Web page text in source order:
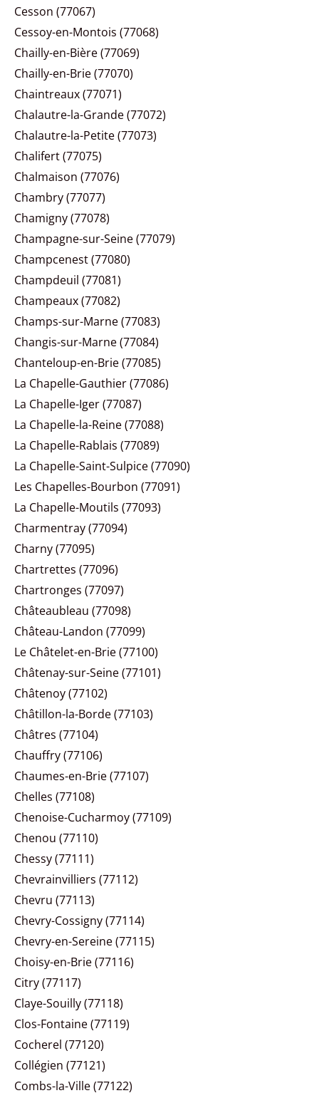
Cesson (77067)
Cessoy-en-Montois (77068)
Chailly-en-Bière (77069)
Chailly-en-Brie (77070)
Chaintreaux (77071)
Chalautre-la-Grande (77072)
Chalautre-la-Petite (77073)
Chalifert (77075)
Chalmaison (77076)
Chambry (77077)
Chamigny (77078)
Champagne-sur-Seine (77079)
Champcenest (77080)
Champdeuil (77081)
Champeaux (77082)
Champs-sur-Marne (77083)
Changis-sur-Marne (77084)
Chanteloup-en-Brie (77085)
La Chapelle-Gauthier (77086)
La Chapelle-Iger (77087)
La Chapelle-la-Reine (77088)
La Chapelle-Rablais (77089)
La Chapelle-Saint-Sulpice (77090)
Les Chapelles-Bourbon (77091)
La Chapelle-Moutils (77093)
Charmentray (77094)
Charny (77095)
Chartrettes (77096)
Chartronges (77097)
Châteaubleau (77098)
Château-Landon (77099)
Le Châtelet-en-Brie (77100)
Châtenay-sur-Seine (77101)
Châtenoy (77102)
Châtillon-la-Borde (77103)
Châtres (77104)
Chauffry (77106)
Chaumes-en-Brie (77107)
Chelles (77108)
Chenoise-Cucharmoy (77109)
Chenou (77110)
Chessy (77111)
Chevrainvilliers (77112)
Chevru (77113)
Chevry-Cossigny (77114)
Chevry-en-Sereine (77115)
Choisy-en-Brie (77116)
Citry (77117)
Claye-Souilly (77118)
Clos-Fontaine (77119)
Cocherel (77120)
Collégien (77121)
Combs-la-Ville (77122)